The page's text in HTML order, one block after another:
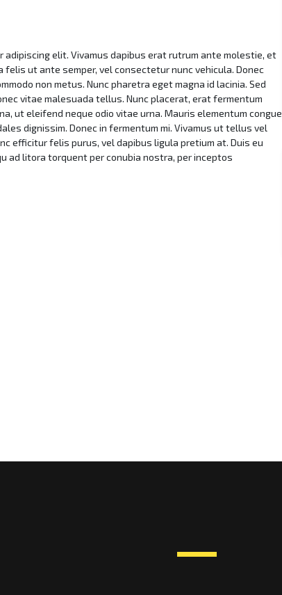
elit. Vivamus dapibus erat rutrum ante molestie, et
ut ante semper, vel consectetur nunc vehicula. Donec
non metus. Nunc pharetra eget magna id lacinia. Sed
vitae malesuada tellus. Nunc placerat, erat fermentum
ut eleifend neque odio vitae urna. Mauris elementum congue
dignissim. Donec in fermentum mi. Vivamus ut tellus vel
efficitur felis purus, vel dapibus ligula pretium at. Duis eu
ad litora torquent per conubia nostra, per inceptos